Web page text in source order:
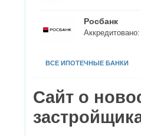
Росбанк
ВСЕ ИПОТЕЧНЫЕ БАНКИ
Сайт о